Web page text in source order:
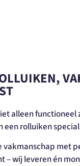
alleen
een rolluiken
met
– wij leveren én